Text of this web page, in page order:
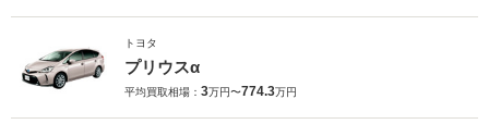
トヨタ
プリウスα
平均買取相場： 3万円〜774.3万円